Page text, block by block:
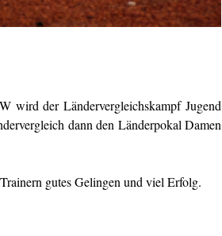
wird der Ländervergleichskampf Jugend
dann den Länderpokal Damen
gutes Gelingen und viel Erfolg.